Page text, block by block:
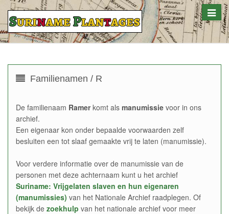
Toggle
Familienamen / R
De familienaam Ramerkomt als manumissie voor in ons
archief.
Een eigenaar kon onder bepaalde voorwaarden zelf
besluiten een tot slaaf gemaakte vrij te laten (manumissie).
Voor verdere informatie over de manumissie van de
personen met deze achternaam kunt u het archief
Suriname: Vrijgelaten slaven en hun eigenaren
(manumissies) van het Nationale Archief raadplegen. Of
bekijk de zoekhulp van het nationale archief voor meer